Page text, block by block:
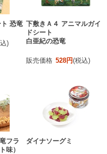
恐竜
)
下敷きＡ４ アニマルガイ
ドシート
白亜紀の恐竜
販売価格 528円(税込)
フラ
味）
ダイナソーグミ